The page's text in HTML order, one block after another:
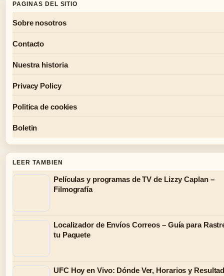
PAGINAS DEL SITIO
Sobre nosotros
Contacto
Nuestra historia
Privacy Policy
Politica de cookies
Boletin
LEER TAMBIEN
Películas y programas de TV de Lizzy Caplan –
Filmografía
Localizador de Envíos Correos – Guía para
tu Paquete
UFC Hoy en Vivo: Dónde Ver, Horarios y